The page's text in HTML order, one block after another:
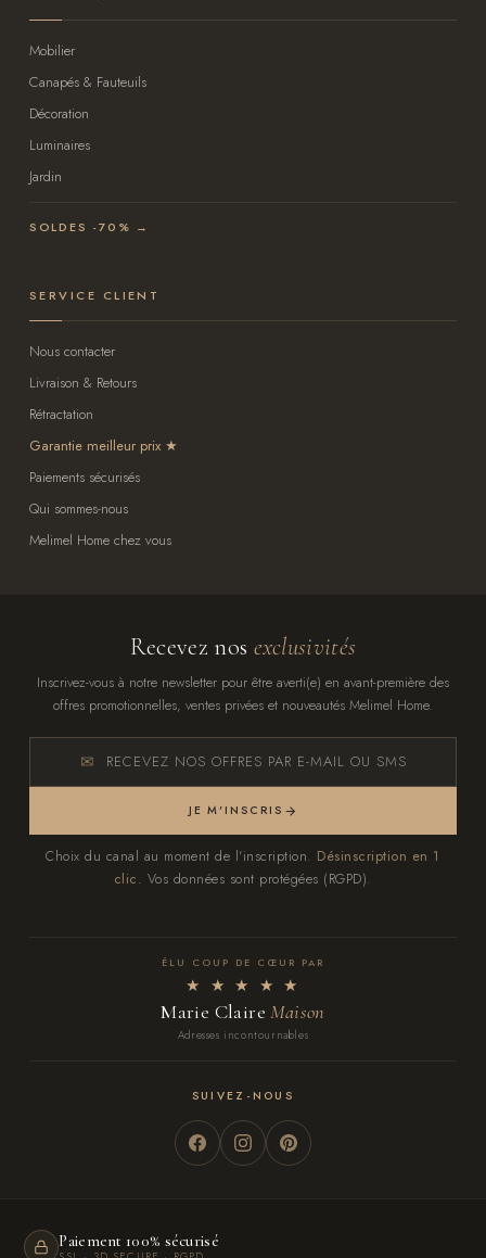
Mobilier
Canapés & Fauteuils
Décoration
Luminaires
Jardin
SOLDES -70% →
SERVICE CLIENT
Nous contacter
Livraison & Retours
Rétractation
Garantie meilleur prix
Paiements sécurisés
Qui sommes-nous
Melimel Home chez vous
Recevez nos exclusivités
Inscrivez-vous à notre newsletter pour être averti(e) en avant-première des
offres promotionnelles, ventes privées et nouveautés Melimel Home.
RECEVEZ NOS OFFRES PAR E-MAIL OU SMS
JE M'INSCRIS
Choix du canal au moment de l'inscription. Désinscription en 1
clic. Vos données sont protégées (RGPD).
ÉLU COUP DE CŒUR PAR
★ ★ ★ ★ ★
Marie ClaireMaison
Adresses incontournables
SUIVEZ-NOUS
Paiement 100% sécurisé